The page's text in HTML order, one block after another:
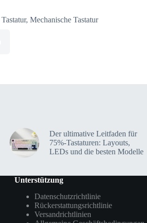
Tastatur, Mechanische Tastatur
Der ultimative Leitfaden für
75%-Tastaturen: Layouts,
LEDs und die besten Modelle
Unterstützung
Datenschutzrichtlinie
Rückerstattungsrichtlinie
Versandrichtlinien